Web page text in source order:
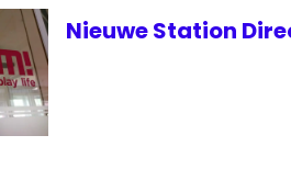
Nieuwe Station